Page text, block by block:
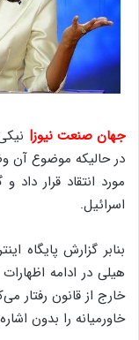
جهان صنعت نیوز|
در حالیکه موضوع آن
مورد انتقاد قرار
اسرائیل.
بنابر گزارش پایگاه
هیلی در ادامه
خارج از قانون رفتار
خاورمیانه را بدون